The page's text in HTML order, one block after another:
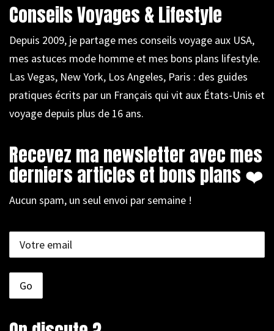
Conseils Voyages & Lifestyle
Depuis 2009, je partage mes conseils voyage aux USA,
mes astuces mode homme et mes bons plans lifestyle.
Las Vegas, New York, Los Angeles, Paris : des guides
pratiques écrits par un Français qui vit aux États-Unis et
voyage depuis plus de 16 ans.
Recevez ma newsletter avec mes
derniers articles et bons plans ❤️
Aucun spam, un seul envoi par semaine !